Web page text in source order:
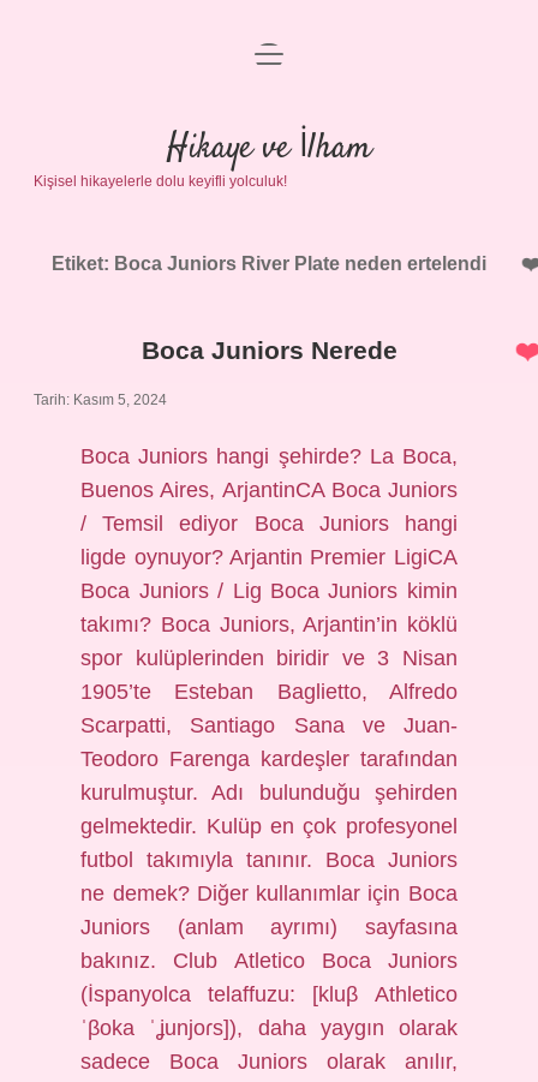
Anasayfa
Gizlilik Politikası
Yasal Uyarı
menüyü
Hikaye ve İlham
Kişisel hikayelerle dolu keyifli yolculuk!
Etiket: Boca Juniors River Plate neden ertelendi
Boca Juniors Nerede
Tarih: Kasım 5, 2024
Boca Juniors hangi şehirde? La Boca,
Buenos Aires, ArjantinCA Boca Juniors
/ Temsil ediyor Boca Juniors hangi
ligde oynuyor? Arjantin Premier LigiCA
Boca Juniors / Lig Boca Juniors kimin
takımı? Boca Juniors, Arjantin’in köklü
spor kulüplerinden biridir ve 3 Nisan
1905’te Esteban Baglietto, Alfredo
Scarpatti, Santiago Sana ve Juan-
Teodoro Farenga kardeşler tarafından
kurulmuştur. Adı bulunduğu şehirden
gelmektedir. Kulüp en çok profesyonel
futbol takımıyla tanınır. Boca Juniors
ne demek? Diğer kullanımlar için Boca
Juniors (anlam ayrımı) sayfasına
bakınız. Club Atletico Boca Juniors
(İspanyolca telaffuzu: [kluβ Athletico
ˈβoka ˈʝunjoɾs]), daha yaygın olarak
sadece Boca Juniors olarak anılır,